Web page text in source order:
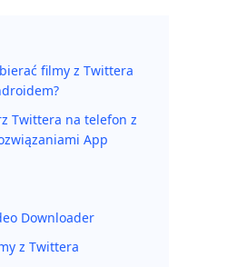
filmy z Twittera
Twittera na telefon z
App
Downloader
z Twittera